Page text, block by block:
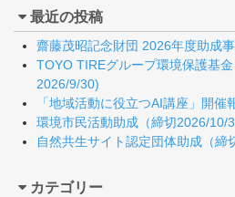
最近の投稿
齋藤茂昭記念財団 2026年度助成
TOYO TIREグループ環境保護基
2026/9/30)
「地域活動に役立つAI講座」開
環境市民活動助成（締切2026/10/
自然共生サイト認定団体助成（締
カテゴリー